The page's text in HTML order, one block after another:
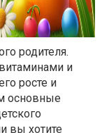
родителя.
и
росте и
основные
вы хотите